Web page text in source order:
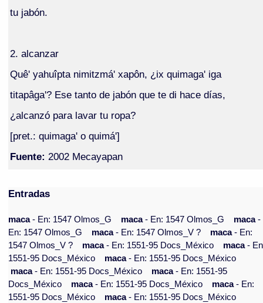
tu jabón.
2. alcanzar
Quê' yahuîpta nimitzmá' xapôn, ¿ix quimaga' iga
titapâga'? Ese tanto de jabón que te di hace días,
¿alcanzó para lavar tu ropa?
[pret.: quimaga' o quimá']
Fuente: 2002 Mecayapan
Entradas
maca- En: 1547 Olmos_G maca- En: 1547 Olmos_G maca-
En: 1547 Olmos_G
maca- En: 1547 Olmos_V ? maca- En:
1547 Olmos_V ?
maca- En: 1551-95 Docs_México maca-
1551-95 Docs_México
maca- En: 1551-95 Docs_México
maca- En: 1551-95 Docs_México maca- En: 1551-95
Docs_México
maca- En: 1551-95 Docs_México maca- En:
1551-95 Docs_México
maca- En: 1551-95 Docs_México